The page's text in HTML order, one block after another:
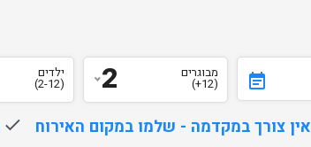
event_note מבוגרים
(12+)
2 ילדים
(2-12)
אין צורך במקדמה - שלמו במקום האירוח done